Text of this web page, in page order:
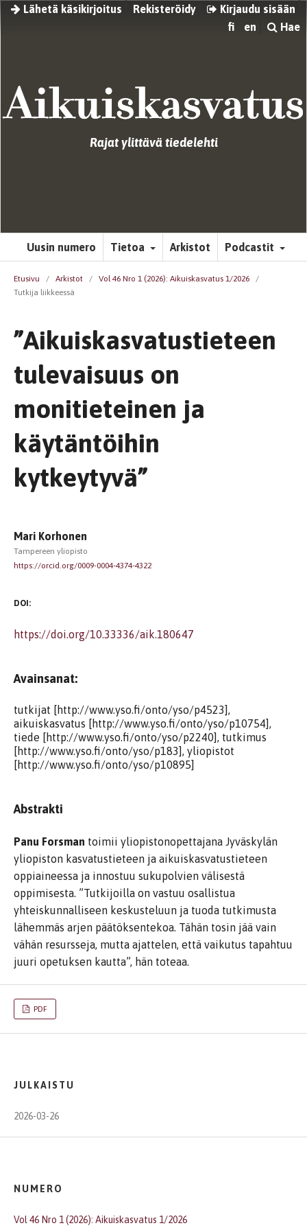
Lähetä käsikirjoitus Rekisteröidy
Kirjaudu sisään
fi
en Hae
Rajat ylittävä tiedelehti
Uusin numero Tietoa Arkistot Podcastit
Etusivu / Arkistot / Vol 46 Nro 1 (2026): Aikuiskasvatus 1/2026
/
Tutkija liikkeessä
”Aikuiskasvatustieteen
tulevaisuus on
monitieteinen ja
käytäntöihin
kytkeytyvä”
Mari Korhonen
Tampereen yliopisto
https://orcid.org/0009-0004-4374-4322
DOI:
https://doi.org/10.33336/aik.180647
Avainsanat:
tutkijat [http://www.yso.fi/onto/yso/p4523],
aikuiskasvatus [http://www.yso.fi/onto/yso/p10754],
tiede [http://www.yso.fi/onto/yso/p2240], tutkimus
[http://www.yso.fi/onto/yso/p183], yliopistot
[http://www.yso.fi/onto/yso/p10895]
Abstrakti
Panu Forsman toimii yliopistonopettajana Jyväskylän
yliopiston kasvatustieteen ja aikuiskasvatustieteen
oppiaineessa ja innostuu sukupolvien välisestä
oppimisesta. ”Tutkijoilla on vastuu osallistua
yhteiskunnalliseen keskusteluun ja tuoda tutkimusta
lähemmäs arjen päätöksentekoa. Tähän tosin jää vain
vähän resursseja, mutta ajattelen, että vaikutus tapahtuu
juuri opetuksen kautta”, hän toteaa.
PDF
JULKAISTU
2026-03-26
NUMERO
Vol 46 Nro 1 (2026): Aikuiskasvatus 1/2026